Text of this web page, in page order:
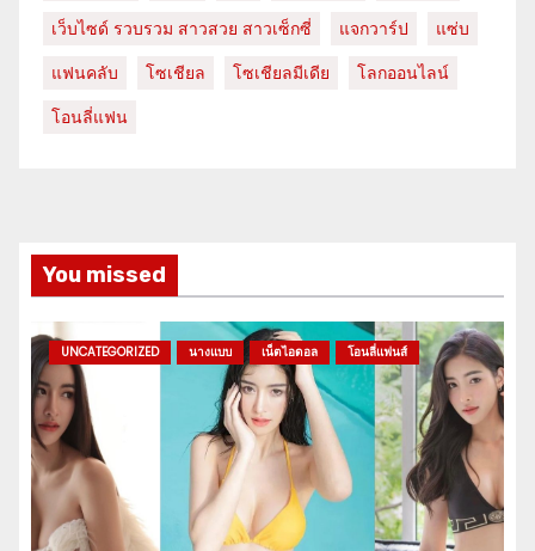
เว็บไซด์ รวบรวม สาวสวย สาวเซ็กซี่
แจกวาร์ป
แซ่บ
แฟนคลับ
โซเชียล โซเชียลมีเดีย
โลกออนไลน์
โอนลี่แฟน
You missed
UNCATEGORIZED นางแบบ เน็ตไอดอล โอนลี่แฟนส์